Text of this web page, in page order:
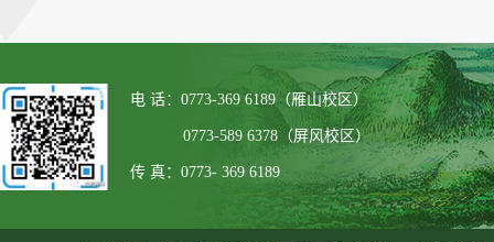
电 话：0773-369 6189（雁山校区）
0773-589 6378（屏风校区）
传 真：0773- 369 6189